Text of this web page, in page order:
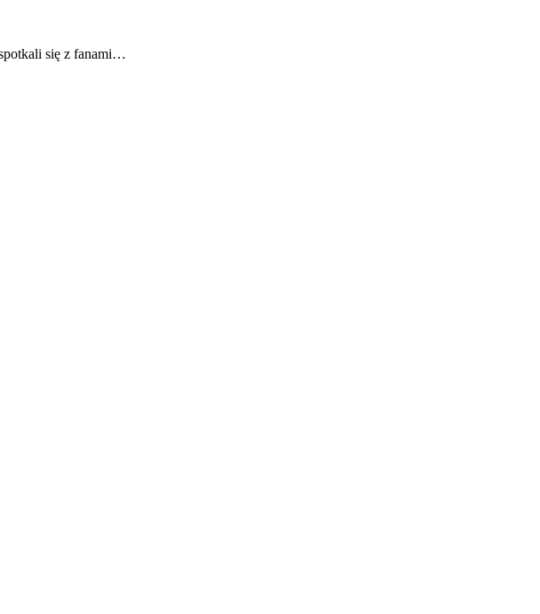
się z fanami…